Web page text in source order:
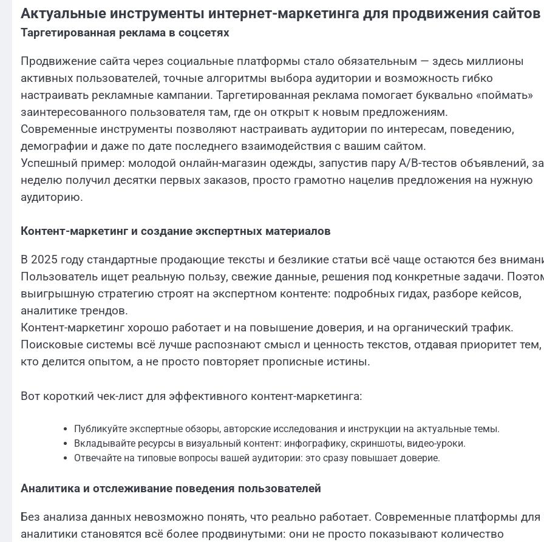
Актуальные инструменты интернет-маркетинга для продвижения сайтов
Таргетированная реклама в соцсетях
Продвижение сайта через социальные платформы стало обязательным — здесь миллионы
активных пользователей, точные алгоритмы выбора аудитории и возможность гибко
настраивать рекламные кампании. Таргетированная реклама помогает буквально «поймать»
заинтересованного пользователя там, где он открыт к новым предложениям.
Современные инструменты позволяют настраивать аудитории по интересам, поведению,
демографии и даже по дате последнего взаимодействия с вашим сайтом.
Успешный пример: молодой онлайн-магазин одежды, запустив пару A/B-тестов объявлений, за
неделю получил десятки первых заказов, просто грамотно нацелив предложения на нужную
аудиторию.
Контент-маркетинг и создание экспертных материалов
В 2025 году стандартные продающие тексты и безликие статьи всё чаще остаются без
Пользователь ищет реальную пользу, свежие данные, решения под конкретные задачи.
выигрышную стратегию строят на экспертном контенте: подробных гидах, разборе кейсов,
аналитике трендов.
Контент-маркетинг хорошо работает и на повышение доверия, и на органический трафик.
Поисковые системы всё лучше распознают смысл и ценность текстов, отдавая приоритет тем,
кто делится опытом, а не просто повторяет прописные истины.
Вот короткий чек-лист для эффективного контент-маркетинга:
Публикуйте экспертные обзоры, авторские исследования и инструкции на актуальные темы.
Вкладывайте ресурсы в визуальный контент: инфографику, скриншоты, видео-уроки.
Отвечайте на типовые вопросы вашей аудитории: это сразу повышает доверие.
Аналитика и отслеживание поведения пользователей
Без анализа данных невозможно понять, что реально работает. Современные платформы для
аналитики становятся всё более продвинутыми: они не просто показывают количество